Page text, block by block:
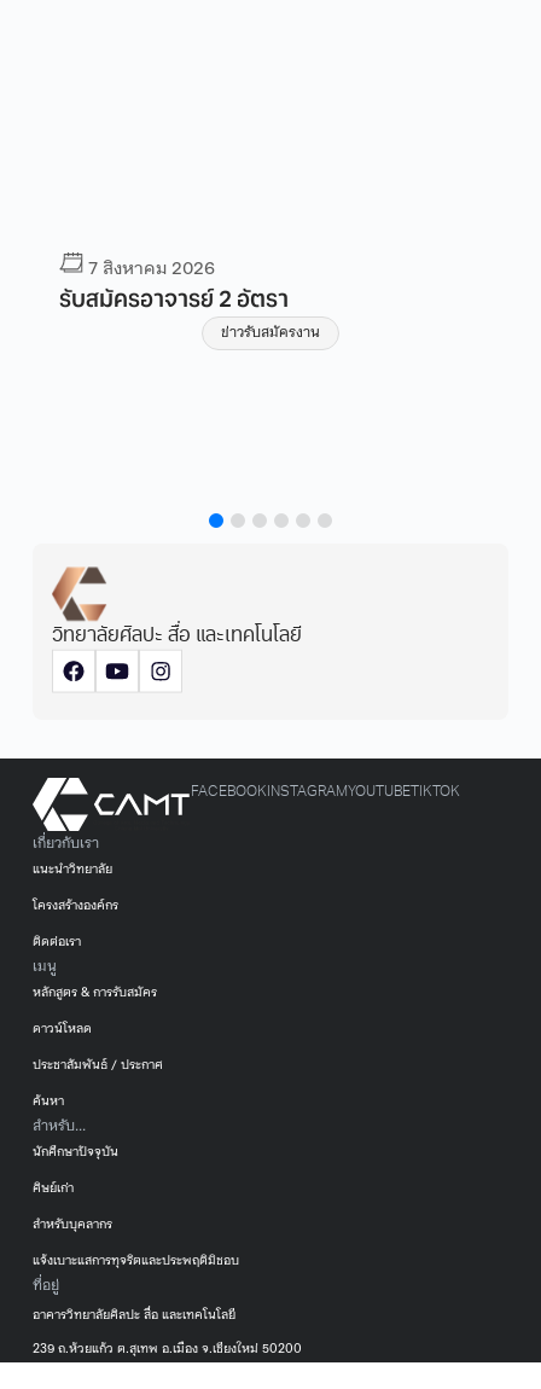
อัตรา
ความปลอดภัยอาคารวิ
เทคโนโลยี และอาคาร
วิทยาลัยศิลปะ สื่อ และเทคโนโลยี
เกี่ยวกับเรา
แนะนำวิทยาลัย
โครงสร้างองค์กร
ติดต่อเรา
เมนู
หลักสูตร & การรับสมัคร
ดาวน์โหลด
ประชาสัมพันธ์ / ประกาศ
ค้นหา
สำหรับ...
นักศึกษาปัจจุบัน
ศิษย์เก่า
สำหรับบุคลากร
แจ้งเบาะแสการทุจริตและประพฤติมิชอบ
ที่อยู่
อาคารวิทยาลัยศิลปะ สื่อ และเทคโนโลยี
239 ถ.ห้วยแก้ว ต.สุเทพ อ.เมือง จ.เชียงใหม่ 50200
FACEBOOK INSTAGRAMYOUTUBETIKTOK